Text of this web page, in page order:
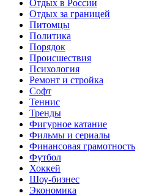
Отдых в России
Отдых за границей
Питомцы
Политика
Порядок
Происшествия
Психология
Ремонт и стройка
Софт
Теннис
Тренды
Фигурное катание
Фильмы и сериалы
Финансовая грамотность
Футбол
Хоккей
Шоу-бизнес
Экономика